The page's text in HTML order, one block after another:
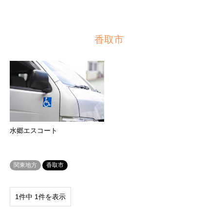
香取市
水郷エスコート
関東地方 香取市
1件中 1件を表示